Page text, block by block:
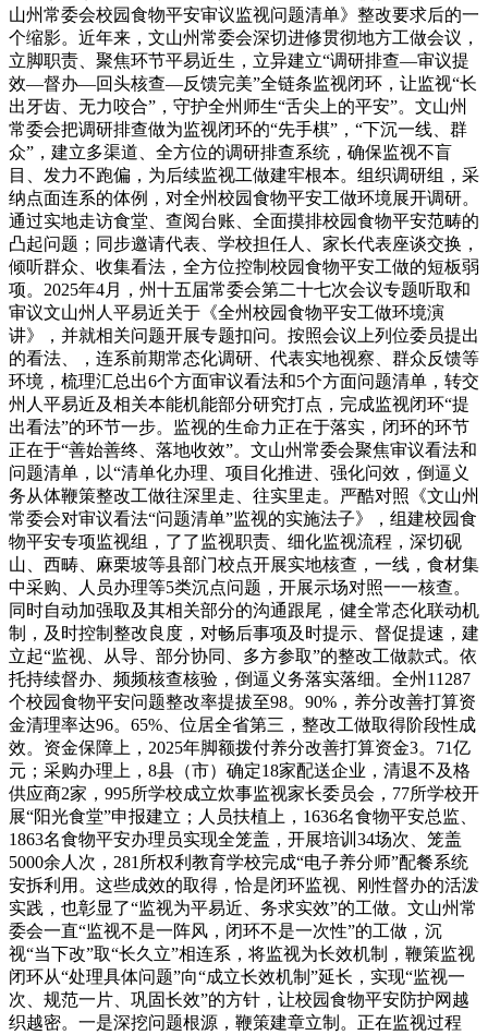
山州常委会校园食物平安审议监视问题清单》整改要求后的一
个缩影。近年来，文山州常委会深切进修贯彻地方工做会议，
立脚职责、聚焦环节平易近生，立异建立“调研排查—审议提
效—督办—回头核查—反馈完美”全链条监视闭环，让监视“长
出牙齿、无力咬合”，守护全州师生“舌尖上的平安”。文山州
常委会把调研排查做为监视闭环的“先手棋”，“下沉一线、群
众”，建立多渠道、全方位的调研排查系统，确保监视不盲
目、发力不跑偏，为后续监视工做建牢根本。组织调研组，采
纳点面连系的体例，对全州校园食物平安工做环境展开调研。
通过实地走访食堂、查阅台账、全面摸排校园食物平安范畴的
凸起问题；同步邀请代表、学校担任人、家长代表座谈交换，
倾听群众、收集看法，全方位控制校园食物平安工做的短板弱
项。2025年4月，州十五届常委会第二十七次会议专题听取和
审议文山州人平易近关于《全州校园食物平安工做环境演
讲》，并就相关问题开展专题扣问。按照会议上列位委员提出
的看法、，连系前期常态化调研、代表实地视察、群众反馈等
环境，梳理汇总出6个方面审议看法和5个方面问题清单，转交
州人平易近及相关本能机能部分研究打点，完成监视闭环“提
出看法”的环节一步。监视的生命力正在于落实，闭环的环节
正在于“善始善终、落地收效”。文山州常委会聚焦审议看法和
问题清单，以“清单化办理、项目化推进、强化问效，倒逼义
务从体鞭策整改工做往深里走、往实里走。严酷对照《文山州
常委会对审议看法“问题清单”监视的实施法子》，组建校园食
物平安专项监视组，了了监视职责、细化监视流程，深切砚
山、西畴、麻栗坡等县部门校点开展实地核查，一线，食材集
中采购、人员办理等5类沉点问题，开展示场对照一一核查。
同时自动加强取及其相关部分的沟通跟尾，健全常态化联动机
制，及时控制整改良度，对畅后事项及时提示、督促提速，建
立起“监视、从导、部分协同、多方参取”的整改工做款式。依
托持续督办、频频核查核验，倒逼义务落实落细。全州11287
个校园食物平安问题整改率提拔至98。90%，养分改善打算资
金清理率达96。65%、位居全省第三，整改工做取得阶段性成
效。资金保障上，2025年脚额拨付养分改善打算资金3。71亿
元；采购办理上，8县（市）确定18家配送企业，清退不及格
供应商2家，995所学校成立炊事监视家长委员会，77所学校开
展“阳光食堂”申报建立；人员扶植上，1636名食物平安总监、
1863名食物平安办理员实现全笼盖，开展培训34场次、笼盖
5000余人次，281所权利教育学校完成“电子养分师”配餐系统
安拆利用。这些成效的取得，恰是闭环监视、刚性督办的活泼
实践，也彰显了“监视为平易近、务求实效”的工做。文山州常
委会一直“监视不是一阵风，闭环不是一次性”的工做，沉
视“当下改”取“长久立”相连系，将监视为长效机制，鞭策监视
闭环从“处理具体问题”向“成立长效机制”延长，实现“监视一
次、规范一片、巩固长效”的方针，让校园食物平安防护网越
织越密。一是深挖问题根源，鞭策建章立制。正在监视过程